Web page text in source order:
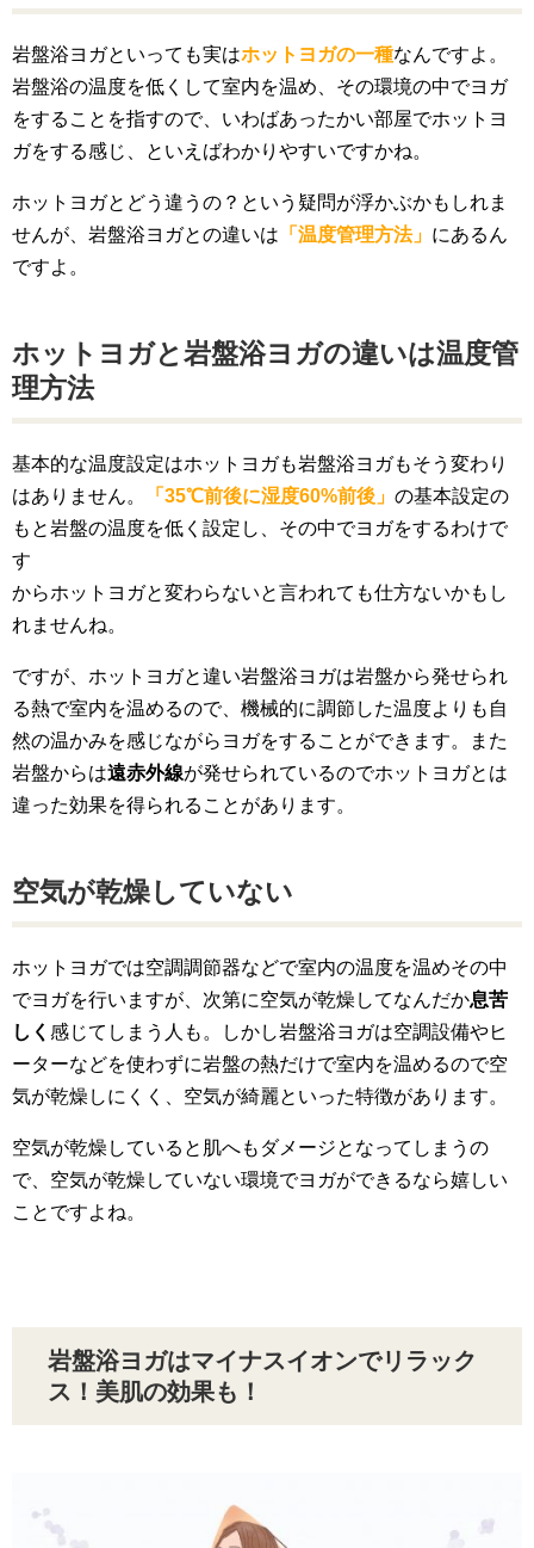
岩盤浴ヨガといっても実はホットヨガの一種なんですよ。
岩盤浴の温度を低くして室内を温め、その環境の中でヨガ
をすることを指すので、いわばあったかい部屋でホットヨ
ガをする感じ、といえばわかりやすいですかね。
ホットヨガとどう違うの？という疑問が浮かぶかもしれま
せんが、岩盤浴ヨガとの違いは 「温度管理方法」 にあるん
ですよ。
ホットヨガと岩盤浴ヨガの違いは温度管
理方法
基本的な温度設定はホットヨガも岩盤浴ヨガもそう変わり
はありません。
「35℃前後に湿度60%前後」 の基本設定の
もと岩盤の温度を低く設定し、その中でヨガをするわけで
す
からホットヨガと変わらないと言われても仕方ないかもし
れませんね。
ですが、ホットヨガと違い岩盤浴ヨガは岩盤から発せられ
る熱で室内を温めるので、機械的に調節した温度よりも自
然の温かみを感じながらヨガをすることができます。また
岩盤からは遠赤外線が発せられているのでホットヨガとは
違った効果を得られることがあります。
空気が乾燥していない
ホットヨガでは空調調節器などで室内の温度を温めその中
でヨガを行いますが、次第に空気が乾燥してなんだか息苦
しく 感じてしまう人も。しかし岩盤浴ヨガは空調設備やヒ
ーターなどを使わずに岩盤の熱だけで室内を温めるので空
気が乾燥しにくく、空気が綺麗といった特徴があります。
空気が乾燥していると肌へもダメージとなってしまうの
で、空気が乾燥していない環境でヨガができるなら嬉しい
ことですよね。
岩盤浴ヨガはマイナスイオンでリラック
ス！美肌の効果も！